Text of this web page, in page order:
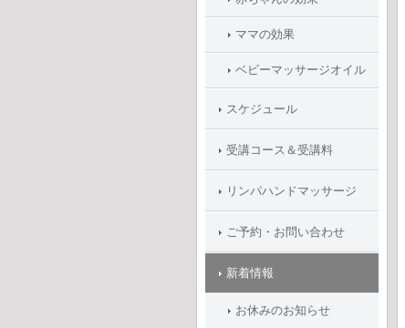
ママの効果
ベビーマッサージオイル
スケジュール
受講コース＆受講料
リンパハンドマッサージ
ご予約・お問い合わせ
新着情報
お休みのお知らせ